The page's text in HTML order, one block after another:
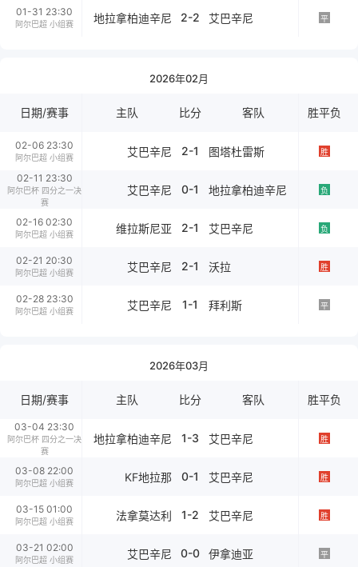
01-31 23:30
阿尔巴超 小组赛 地拉拿柏迪辛尼 2-2 艾巴辛尼 平
2026年02月
日期/赛事 主队 比分 客队 胜平负
02-06 23:30
阿尔巴超 小组赛 艾巴辛尼 2-1 图塔杜雷斯 胜
02-11 23:30
阿尔巴杯 四分之一决
赛
艾巴辛尼 0-1 地拉拿柏迪辛尼 负
02-16 02:30
阿尔巴超 小组赛 维拉斯尼亚 2-1 艾巴辛尼 负
02-21 20:30
阿尔巴超 小组赛 艾巴辛尼 2-1 沃拉 胜
02-28 23:30
阿尔巴超 小组赛 艾巴辛尼 1-1 拜利斯 平
2026年03月
日期/赛事 主队 比分 客队 胜平负
03-04 23:30
阿尔巴杯 四分之一决
赛
地拉拿柏迪辛尼 1-3 艾巴辛尼 胜
03-08 22:00
阿尔巴超 小组赛 KF地拉那 0-1 艾巴辛尼 胜
03-15 01:00
阿尔巴超 小组赛 法拿莫达利 1-2 艾巴辛尼 胜
03-21 02:00
阿尔巴超 小组赛 艾巴辛尼 0-0 伊拿迪亚 平